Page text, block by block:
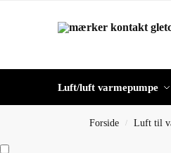
Luft/luft varmepumpe
Forside / Luft til